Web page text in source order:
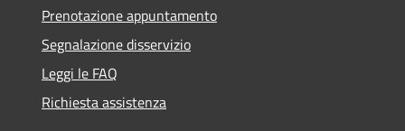
Prenotazione appuntamento
Segnalazione disservizio
Leggi le FAQ
Richiesta assistenza